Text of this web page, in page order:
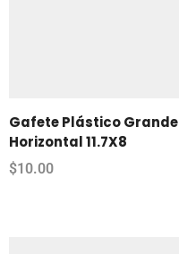
Gafete Plástico Grande
Horizontal 11.7X8
$10.00